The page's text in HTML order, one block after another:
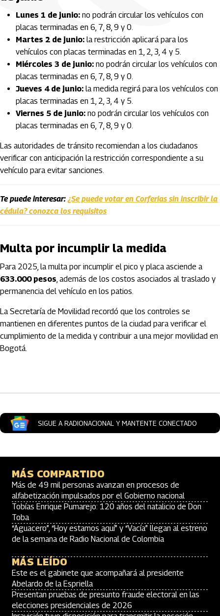
Lunes 1 de junio: no podrán circular los vehículos con
placas terminadas en 6, 7, 8, 9 y 0.
Martes 2 de junio: la restricción aplicará para los
vehículos con placas terminadas en 1, 2, 3, 4 y 5.
Miércoles 3 de junio: no podrán circular los vehículos con
placas terminadas en 6, 7, 8, 9 y 0.
Jueves 4 de junio: la medida regirá para los vehículos con
placas terminadas en 1, 2, 3, 4 y 5.
Viernes 5 de junio: no podrán circular los vehículos con
placas terminadas en 6, 7, 8, 9 y 0.
Las autoridades de tránsito recomiendan a los ciudadanos
verificar con anticipación la restricción correspondiente a su
vehículo para evitar sanciones.
Te puede interesar:¿Se puede votar en Corferias sin inscribir la
cédula? conozca los requisitos
Multa por incumplir la medida
Para 2025, la multa por incumplir el pico y placa asciende a
633.000 pesos, además de los costos asociados al traslado y
permanencia del vehículo en los patios.
La Secretaría de Movilidad recordó que los controles se
mantienen en diferentes puntos de la ciudad para verificar el
cumplimiento de la medida y contribuir a una mejor movilidad en
Bogotá.
SIGUE A RADIONACIONAL Y MANTENTE CONECTADO
MÁS COMPARTIDO
Más de 49 mil personas avanzan en procesos de
alfabetización impulsados por el Gobierno nacional
Tobías Enrique Pumarejo: 120 años del natalicio de Don
Toba
“Aguacero”, “Hoy estamos aquí” y “Vacía” llegan al estreno
de la semana de Radio Nacional de Colombia
MÁS LEÍDO
Este es el gabinete que acompañará al presidente
Abelardo de la Espriella
Presentan pruebas de presunto fraude electoral en las
elecciones presidenciales de 2026